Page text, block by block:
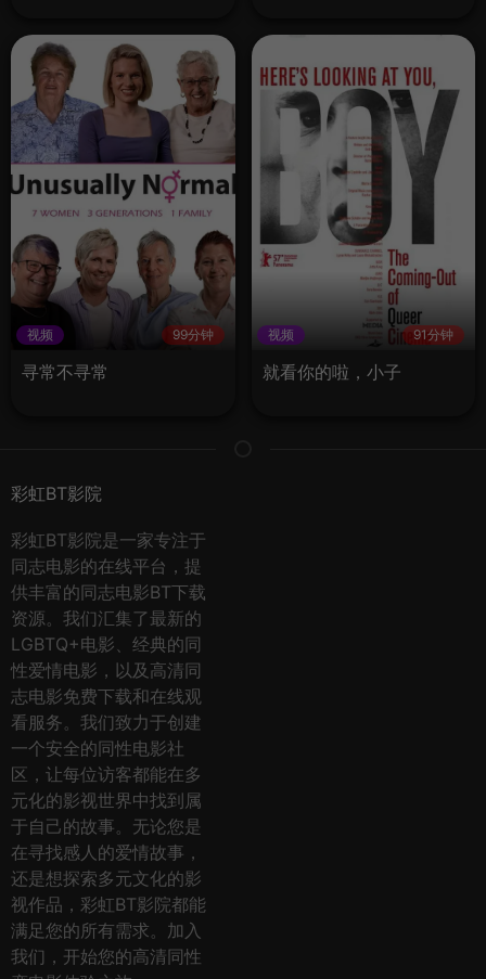
视频 99分钟
寻常不寻常
视频 91分钟
就看你的啦，小子
彩虹BT影院
彩虹BT影院是一家专注于
同志电影的在线平台，提
供丰富的同志电影BT下载
资源。我们汇集了最新的
LGBTQ+电影、经典的同
性爱情电影，以及高清同
志电影免费下载和在线观
看服务。我们致力于创建
一个安全的同性电影社
区，让每位访客都能在多
元化的影视世界中找到属
于自己的故事。无论您是
在寻找感人的爱情故事，
还是想探索多元文化的影
视作品，彩虹BT影院都能
满足您的所有需求。加入
我们，开始您的高清同性